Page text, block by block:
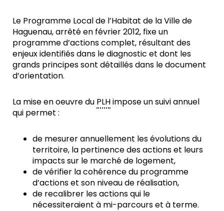
Le Programme Local de l’Habitat de la Ville de
Haguenau, arrêté en février 2012, fixe un
programme d’actions complet, résultant des
enjeux identifiés dans le diagnostic et dont les
grands principes sont détaillés dans le document
d’orientation.
La mise en oeuvre du PLHimpose un suivi annuel
qui permet :
de mesurer annuellement les évolutions du
territoire, la pertinence des actions et leurs
impacts sur le marché de logement,
de vérifier la cohérence du programme
d’actions et son niveau de réalisation,
de recalibrer les actions qui le
nécessiteraient à mi-parcours et à terme.